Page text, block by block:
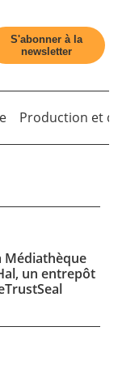
S'abonner à la
newsletter
Production et
Médiathèque
un entrepôt